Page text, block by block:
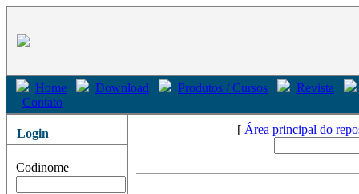
Home Download Produtos / Cursos
Revista
Contato
Login
Codinome
[ Área principal do